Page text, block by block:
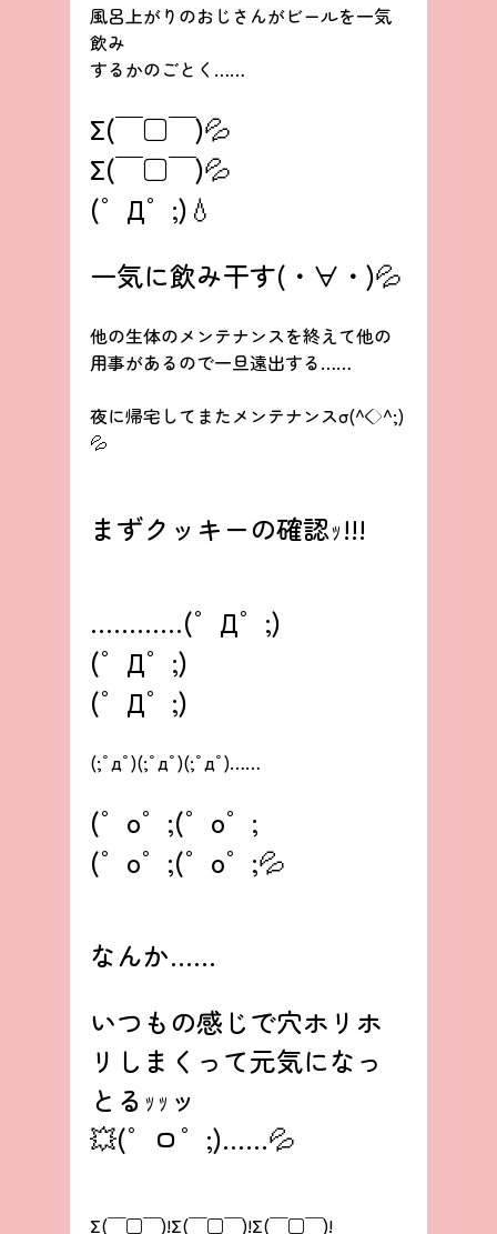
風呂上がりのおじさんがビールを一気
飲み
するかのごとく……
Σ(￣□￣)💦
Σ(￣□￣)💦
(゜Д゜;)💧
一気に飲み干す(・∀・)💦
他の生体のメンテナンスを終えて他の
用事があるので一旦遠出する……
夜に帰宅してまたメンテナンスσ(^◇^;)
💦
まずクッキーの確認ｯ!!!
…………(゜Д゜;)
(゜Д゜;)
(゜Д゜;)
(;ﾟдﾟ)(;ﾟдﾟ)(;ﾟдﾟ)……
(゜o゜;(゜o゜;
(゜o゜;(゜o゜;💦
なんか……
いつもの感じで穴ホリホ
リしまくって元気になっ
とるｯｯッ
💥(゜ロ゜;)……💦
Σ(￣□￣)!Σ(￣□￣)!Σ(￣□￣)!